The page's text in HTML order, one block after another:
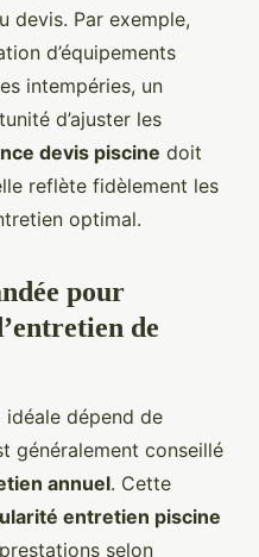
devis. Par exemple,
d’équipements
intempéries, un
d’ajuster les
devis piscine doit
reflète fidèlement les
optimal.
pour
de
idéale dépend de
généralement conseillé
annuel. Cette
entretien piscine
selon